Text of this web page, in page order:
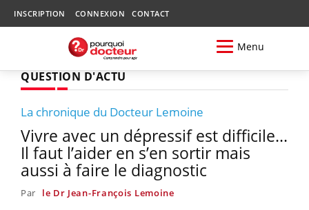
INSCRIPTION CONNEXION CONTACT
Menu
QUESTION D'ACTU
La chronique du Docteur Lemoine
Vivre avec un dépressif est difficile...
Il faut l’aider en s’en sortir mais
aussi à faire le diagnostic
Par le Dr Jean-François Lemoine